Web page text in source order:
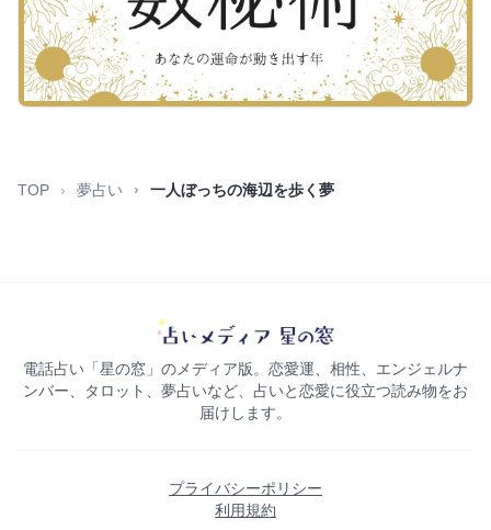
TOP 夢占い 一人ぼっちの海辺を歩く夢
電話占い「星の窓」のメディア版。恋愛運、相性、エンジェルナ
ンバー、タロット、夢占いなど、占いと恋愛に役立つ読み物をお
届けします。
プライバシーポリシー
利用規約